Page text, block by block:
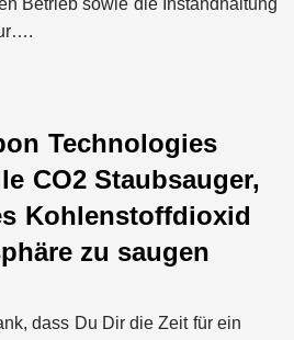
Betrieb sowie die Instandhaltung
Technologies
CO2 Staubsauger,
Kohlenstoffdioxid
zu saugen
dass Du Dir die Zeit für ein